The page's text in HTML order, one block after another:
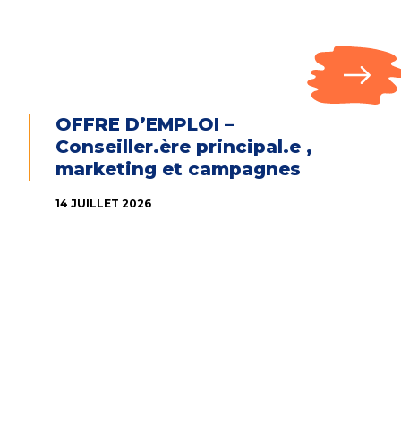
OFFRE D’EMPLOI –
Conseiller.ère principal.e ,
marketing et campagnes
14 JUILLET 2026